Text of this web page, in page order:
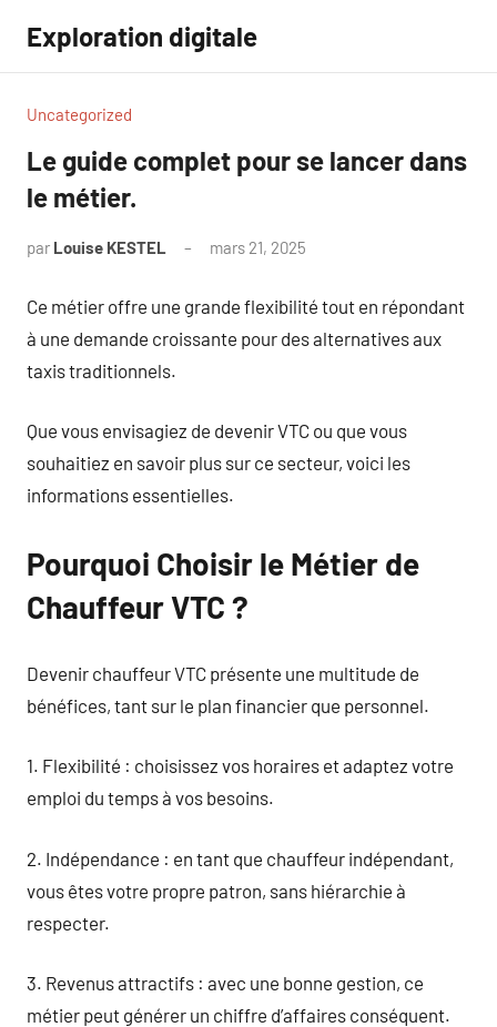
contenu
Exploration digitale
Uncategorized
Le guide complet pour se lancer dans
le métier.
par Louise KESTEL mars 21, 2025
Ce métier offre une grande flexibilité tout en répondant
à une demande croissante pour des alternatives aux
taxis traditionnels.
Que vous envisagiez de devenir VTC ou que vous
souhaitiez en savoir plus sur ce secteur, voici les
informations essentielles.
Pourquoi Choisir le Métier de
Chauffeur VTC ?
Devenir chauffeur VTC présente une multitude de
bénéfices, tant sur le plan financier que personnel.
1. Flexibilité : choisissez vos horaires et adaptez votre
emploi du temps à vos besoins.
2. Indépendance : en tant que chauffeur indépendant,
vous êtes votre propre patron, sans hiérarchie à
respecter.
3. Revenus attractifs : avec une bonne gestion, ce
métier peut générer un chiffre d’affaires conséquent.